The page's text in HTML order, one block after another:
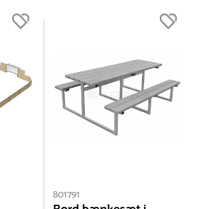
801791